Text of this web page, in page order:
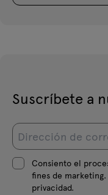
Suscríbete a
Consiento el
fines de
privacidad.